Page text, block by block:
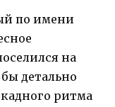
по имени
на
детально
ритма